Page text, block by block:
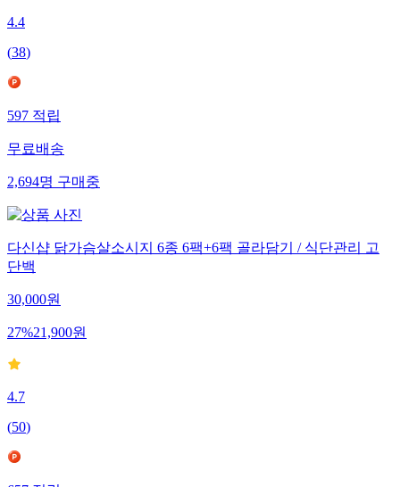
4.4
(38)
597적립
무료배송
2,694명구매중
다신샵 닭가슴살소시지 6종 6팩+6팩 골라담기 / 식단관리 고
단백
30,000원
27%21,900원
4.7
(50)